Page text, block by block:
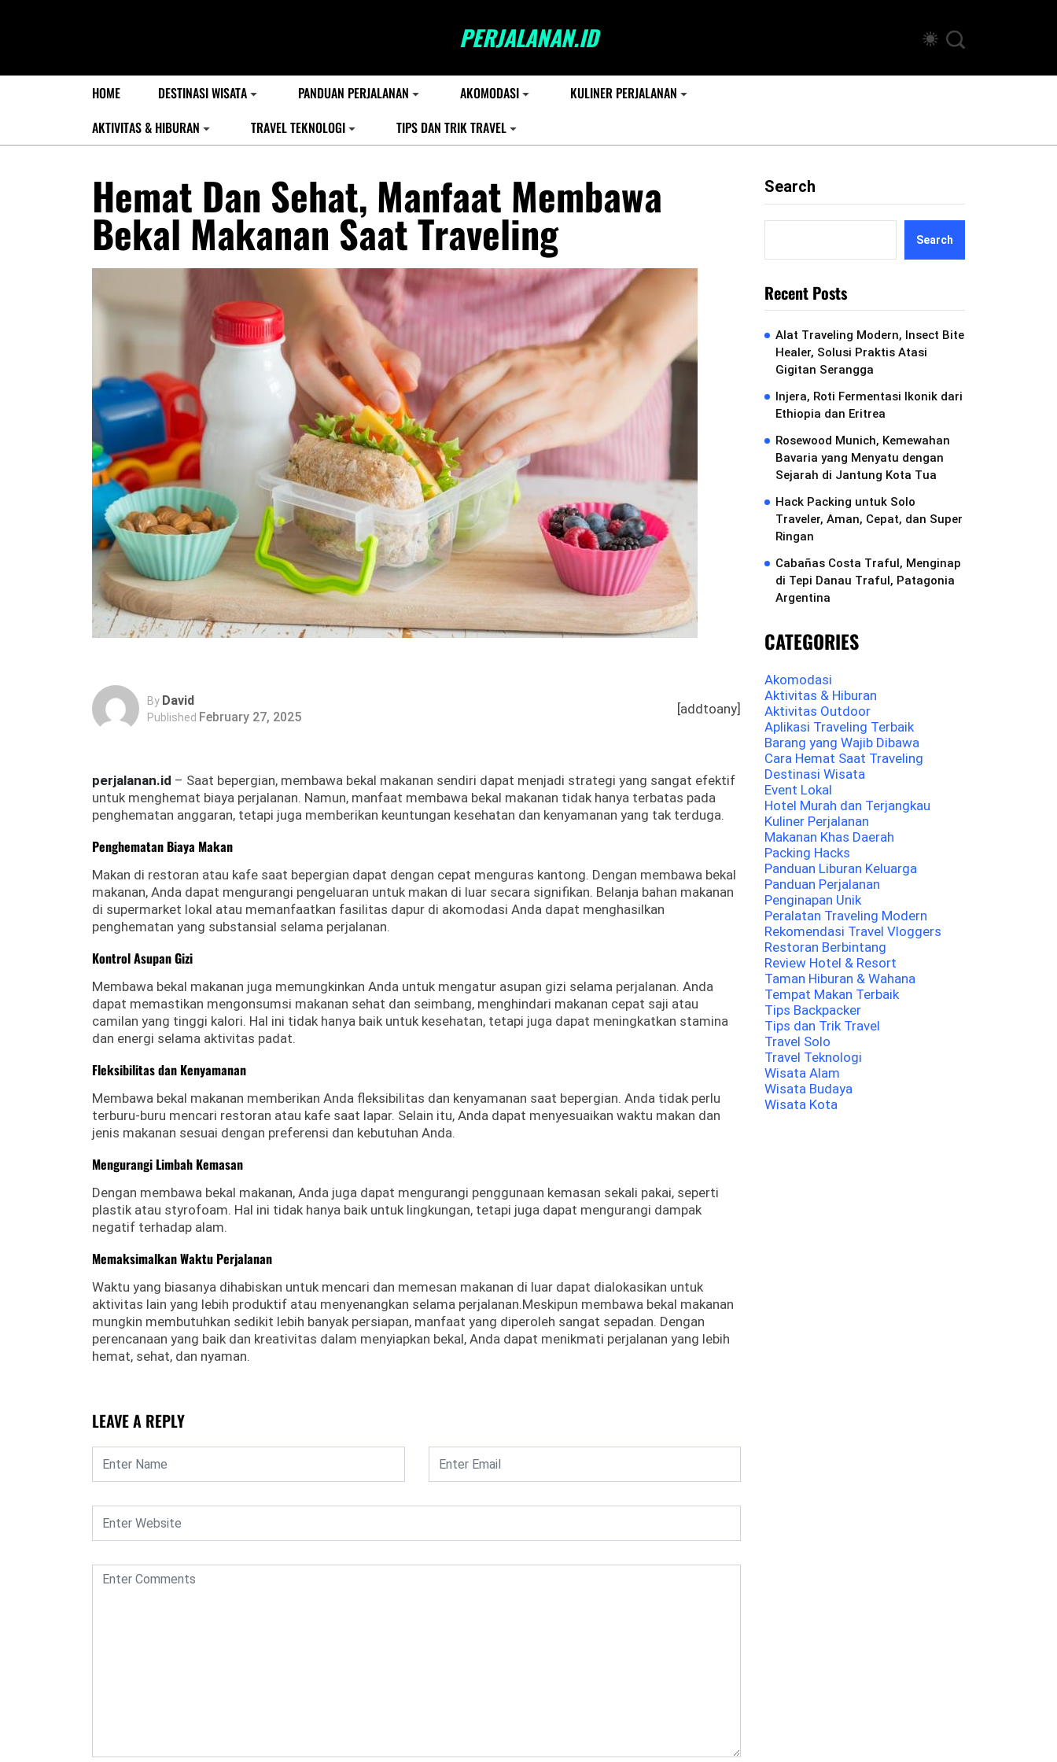
PERJALANAN.ID
HOME DESTINASI WISATA PANDUAN PERJALANAN AKOMODASI
KULINER PERJALANAN
AKTIVITAS & HIBURAN
TRAVEL TEKNOLOGI TIPS DAN TRIK TRAVEL
Hemat Dan Sehat, Manfaat Membawa
Bekal Makanan Saat Traveling
By David
Published February 27, 2025 [addtoany]
perjalanan.id – Saat bepergian, membawa bekal makanan sendiri dapat menjadi strategi yang sangat efektif
untuk menghemat biaya perjalanan. Namun, manfaat membawa bekal makanan tidak hanya terbatas pada
penghematan anggaran, tetapi juga memberikan keuntungan kesehatan dan kenyamanan yang tak terduga.
Penghematan Biaya Makan
Makan di restoran atau kafe saat bepergian dapat dengan cepat menguras kantong. Dengan membawa bekal
makanan, Anda dapat mengurangi pengeluaran untuk makan di luar secara signifikan. Belanja bahan makanan
di supermarket lokal atau memanfaatkan fasilitas dapur di akomodasi Anda dapat menghasilkan
penghematan yang substansial selama perjalanan.
Kontrol Asupan Gizi
Membawa bekal makanan juga memungkinkan Anda untuk mengatur asupan gizi selama perjalanan. Anda
dapat memastikan mengonsumsi makanan sehat dan seimbang, menghindari makanan cepat saji atau
camilan yang tinggi kalori. Hal ini tidak hanya baik untuk kesehatan, tetapi juga dapat meningkatkan stamina
dan energi selama aktivitas padat.
Fleksibilitas dan Kenyamanan
Membawa bekal makanan memberikan Anda fleksibilitas dan kenyamanan saat bepergian. Anda tidak perlu
terburu-buru mencari restoran atau kafe saat lapar. Selain itu, Anda dapat menyesuaikan waktu makan dan
jenis makanan sesuai dengan preferensi dan kebutuhan Anda.
Mengurangi Limbah Kemasan
Dengan membawa bekal makanan, Anda juga dapat mengurangi penggunaan kemasan sekali pakai, seperti
plastik atau styrofoam. Hal ini tidak hanya baik untuk lingkungan, tetapi juga dapat mengurangi dampak
negatif terhadap alam.
Memaksimalkan Waktu Perjalanan
Waktu yang biasanya dihabiskan untuk mencari dan memesan makanan di luar dapat dialokasikan untuk
aktivitas lain yang lebih produktif atau menyenangkan selama perjalanan.Meskipun membawa bekal makanan
mungkin membutuhkan sedikit lebih banyak persiapan, manfaat yang diperoleh sangat sepadan. Dengan
perencanaan yang baik dan kreativitas dalam menyiapkan bekal, Anda dapat menikmati perjalanan yang lebih
hemat, sehat, dan nyaman.
LEAVE A REPLY
Search
Search
Recent Posts
Alat Traveling Modern, Insect Bite
Healer, Solusi Praktis Atasi
Gigitan Serangga
Injera, Roti Fermentasi Ikonik dari
Ethiopia dan Eritrea
Rosewood Munich, Kemewahan
Bavaria yang Menyatu dengan
Sejarah di Jantung Kota Tua
Hack Packing untuk Solo
Traveler, Aman, Cepat, dan Super
Ringan
Cabañas Costa Traful, Menginap
di Tepi Danau Traful, Patagonia
Argentina
CATEGORIES
Akomodasi
Aktivitas & Hiburan
Aktivitas Outdoor
Aplikasi Traveling Terbaik
Barang yang Wajib Dibawa
Cara Hemat Saat Traveling
Destinasi Wisata
Event Lokal
Hotel Murah dan Terjangkau
Kuliner Perjalanan
Makanan Khas Daerah
Packing Hacks
Panduan Liburan Keluarga
Panduan Perjalanan
Penginapan Unik
Peralatan Traveling Modern
Rekomendasi Travel Vloggers
Restoran Berbintang
Review Hotel & Resort
Taman Hiburan & Wahana
Tempat Makan Terbaik
Tips Backpacker
Tips dan Trik Travel
Travel Solo
Travel Teknologi
Wisata Alam
Wisata Budaya
Wisata Kota